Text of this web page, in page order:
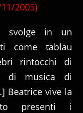
2005)
svolge in un
come tablau
rintocchi di
di musica di
Beatrice vive la
presenti i